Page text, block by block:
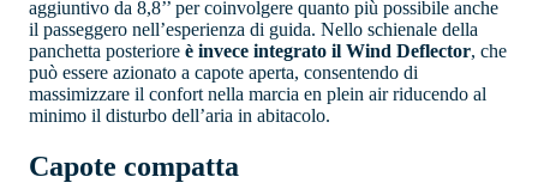
aggiuntivo da 8,8’’ per coinvolgere quanto più possibile anche
il passeggero nell’esperienza di guida. Nello schienale della
panchetta posteriore è invece integrato il Wind Deflector, che
può essere azionato a capote aperta, consentendo di
massimizzare il confort nella marcia en plein air riducendo al
minimo il disturbo dell’aria in abitacolo.
Capote compatta